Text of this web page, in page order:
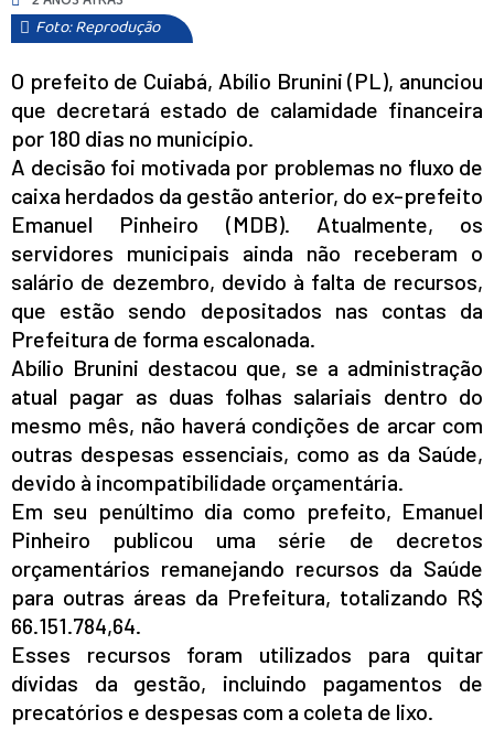
Foto: Reprodução
O prefeito de Cuiabá, Abílio Brunini (PL), anunciou
que decretará estado de calamidade financeira
por 180 dias no município.
A decisão foi motivada por problemas no fluxo de
caixa herdados da gestão anterior, do ex-prefeito
Emanuel Pinheiro (MDB). Atualmente, os
servidores municipais ainda não receberam o
salário de dezembro, devido à falta de recursos,
que estão sendo depositados nas contas da
Prefeitura de forma escalonada.
Abílio Brunini destacou que, se a administração
atual pagar as duas folhas salariais dentro do
mesmo mês, não haverá condições de arcar com
outras despesas essenciais, como as da Saúde,
devido à incompatibilidade orçamentária.
Em seu penúltimo dia como prefeito, Emanuel
Pinheiro publicou uma série de decretos
orçamentários remanejando recursos da Saúde
para outras áreas da Prefeitura, totalizando R$
66.151.784,64.
Esses recursos foram utilizados para quitar
dívidas da gestão, incluindo pagamentos de
precatórios e despesas com a coleta de lixo.